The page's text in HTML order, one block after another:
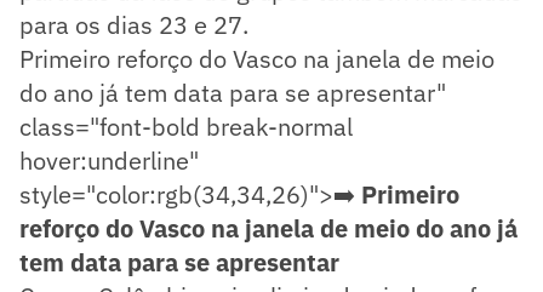
para os dias 23 e 27.
Primeiro reforço do Vasco na janela de meio
do ano já tem data para se apresentar"
class="font-bold break-normal
hover:underline"
style="color:rgb(34,34,26)">➡️ Primeiro
reforço do Vasco na janela de meio do ano já
tem data para se apresentar